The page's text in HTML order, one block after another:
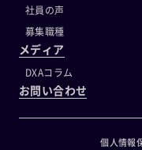
社員の声
募集職種
メディア
DXAコラム
お問い合わせ
個人情報